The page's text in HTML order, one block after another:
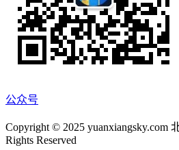
公众号
Copyright © 2025 yuanxiangsky.com
Rights Reserved